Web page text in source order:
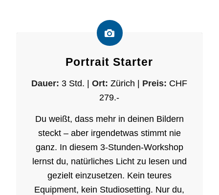
Portrait Starter
Dauer: 3 Std. |Ort: Zürich | Preis: CHF
279.-
Du weißt, dass mehr in deinen Bildern
steckt – aber irgendetwas stimmt nie
ganz. In diesem 3-Stunden-Workshop
lernst du, natürliches Licht zu lesen und
gezielt einzusetzen. Kein teures
Equipment, kein Studiosetting. Nur du,